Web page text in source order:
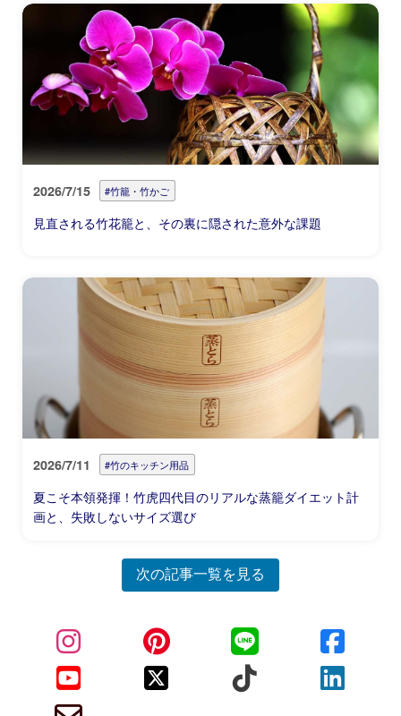
2026/7/15 #竹籠・竹かご
見直される竹花籠と、その裏に隠された意外な課題
2026/7/11 #竹のキッチン用品
夏こそ本領発揮！竹虎四代目のリアルな蒸籠ダイエット計
画と、失敗しないサイズ選び
次の記事一覧を見る